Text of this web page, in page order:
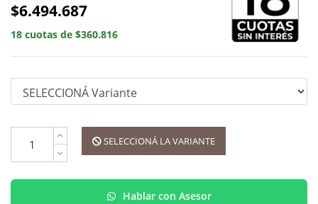
$6.494.687
18 cuotas de $360.816
SELECCIONÁ LA VARIANTE
Hablar con Asesor